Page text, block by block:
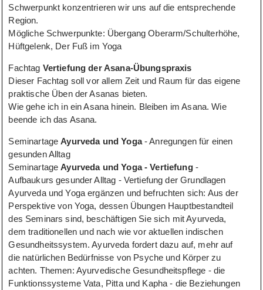
Schwerpunkt konzentrieren wir uns auf die entsprechende
Region.
Mögliche Schwerpunkte: Übergang Oberarm/Schulterhöhe,
Hüftgelenk, Der Fuß im Yoga
Fachtag Vertiefung der Asana-Übungspraxis
Dieser Fachtag soll vor allem Zeit und Raum für das eigene
praktische Üben der Asanas bieten.
Wie gehe ich in ein Asana hinein. Bleiben im Asana. Wie
beende ich das Asana.
SeminartageAyurveda und Yoga- Anregungen für einen
gesunden Alltag
SeminartageAyurveda und Yoga - Vertiefung-
Aufbaukurs gesunder Alltag - Vertiefung der Grundlagen
Ayurveda und Yoga ergänzen und befruchten sich: Aus der
Perspektive von Yoga, dessen Übungen Hauptbestandteil
des Seminars sind, beschäftigen Sie sich mit Ayurveda,
dem traditionellen und nach wie vor aktuellen indischen
Gesundheitssystem. Ayurveda fordert dazu auf, mehr auf
die natürlichen Bedürfnisse von Psyche und Körper zu
achten. Themen: Ayurvedische Gesundheitspflege - die
Funktionssysteme Vata, Pitta und Kapha - die Beziehungen